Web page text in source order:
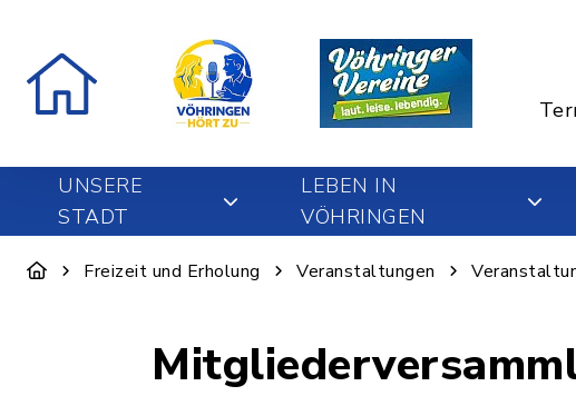
UNSERE
STADT
LEBEN IN
VÖHRINGEN
Freizeit und Erholung Veranstaltungen